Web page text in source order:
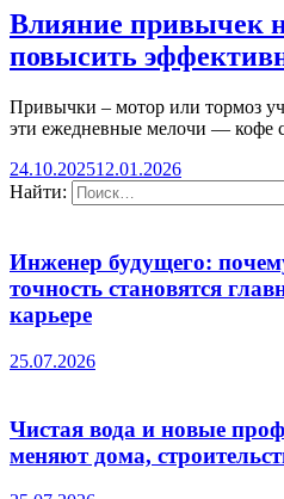
Влияние привычек
повысить
Привычки – мотор или тормоз
эти ежедневные мелочи — кофе
24.10.202512.01.2026
Найти:
Инженер будущего:
точность становятся
карьере
25.07.2026
Чистая вода и новые
меняют дома,